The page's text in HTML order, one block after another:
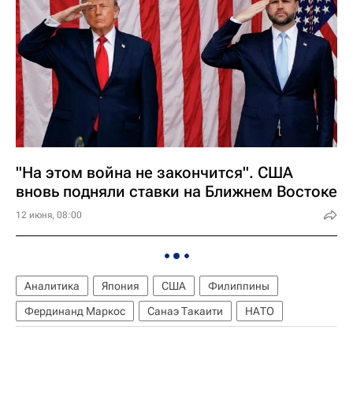
"На этом война не закончится". США
вновь подняли ставки на Ближнем Востоке
12 июня, 08:00
Аналитика Япония США
Филиппины
Фердинанд Маркос
Санаэ Такаити НАТО